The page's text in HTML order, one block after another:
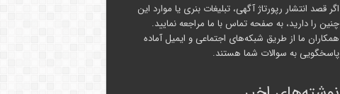
اگر قصد انتشار رپورتاژ آگهی، تبلیغات بنری یا موارد این
چنین را دارید، به صفحه تماس با ما مراجعه نمایید.
همکاران ما از طریق شبکه‌های اجتماعی و ایمیل آماده
پاسخگویی به سوالات شما هستند.